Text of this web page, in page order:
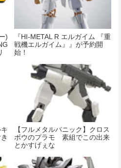
)
『HI-METAL R エルガイム 『重
戦機エルガイム』』が予約開
始！
【フルメタルパニック】クロス
ボウのプラモ 素組でこの出来
とかすげぇな